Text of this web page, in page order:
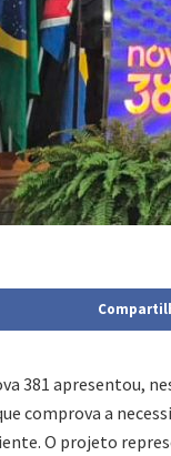
381 apresentou,
comprova a
O projeto